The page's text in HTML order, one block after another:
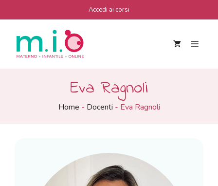
al
Accedi ai corsi
Eva Ragnoli
Home - Docenti - Eva Ragnoli